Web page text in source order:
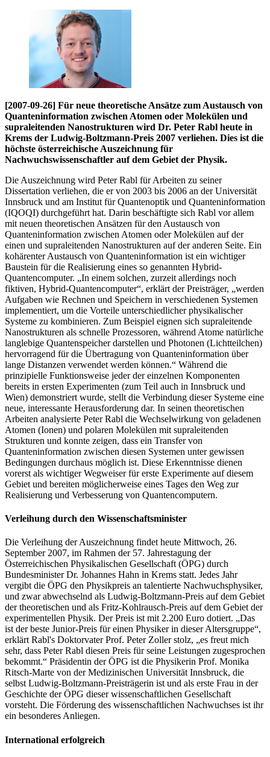
[2007-09-26] Für neue theoretische Ansätze zum Austausch von
Quanteninformation zwischen Atomen oder Molekülen und
supraleitenden Nanostrukturen wird Dr. Peter Rabl heute in
Krems der Ludwig-Boltzmann-Preis 2007 verliehen. Dies ist die
höchste österreichische Auszeichnung für
Nachwuchswissenschaftler auf dem Gebiet der Physik.
Die Auszeichnung wird Peter Rabl für Arbeiten zu seiner
Dissertation verliehen, die er von 2003 bis 2006 an der Universität
Innsbruck und am Institut für Quantenoptik und Quanteninformation
(IQOQI) durchgeführt hat. Darin beschäftigte sich Rabl vor allem
mit neuen theoretischen Ansätzen für den Austausch von
Quanteninformation zwischen Atomen oder Molekülen auf der
einen und supraleitenden Nanostrukturen auf der anderen Seite. Ein
kohärenter Austausch von Quanteninformation ist ein wichtiger
Baustein für die Realisierung eines so genannten Hybrid-
Quantencomputer. „In einem solchen, zurzeit allerdings noch
fiktiven, Hybrid-Quantencomputer“, erklärt der Preisträger, „werden
Aufgaben wie Rechnen und Speichern in verschiedenen Systemen
implementiert, um die Vorteile unterschiedlicher physikalischer
Systeme zu kombinieren. Zum Beispiel eignen sich supraleitende
Nanostrukturen als schnelle Prozessoren, während Atome natürliche
langlebige Quantenspeicher darstellen und Photonen (Lichtteilchen)
hervorragend für die Übertragung von Quanteninformation über
lange Distanzen verwendet werden können.“ Während die
prinzipielle Funktionsweise jeder der einzelnen Komponenten
bereits in ersten Experimenten (zum Teil auch in Innsbruck und
Wien) demonstriert wurde, stellt die Verbindung dieser Systeme eine
neue, interessante Herausforderung dar. In seinen theoretischen
Arbeiten analysierte Peter Rabl die Wechselwirkung von geladenen
Atomen (Ionen) und polaren Molekülen mit supraleitenden
Strukturen und konnte zeigen, dass ein Transfer von
Quanteninformation zwischen diesen Systemen unter gewissen
Bedingungen durchaus möglich ist. Diese Erkenntnisse dienen
vorerst als wichtiger Wegweiser für erste Experimente auf diesem
Gebiet und bereiten möglicherweise eines Tages den Weg zur
Realisierung und Verbesserung von Quantencomputern.
Verleihung durch den Wissenschaftsminister
Die Verleihung der Auszeichnung findet heute Mittwoch, 26.
September 2007, im Rahmen der 57. Jahrestagung der
Österreichischen Physikalischen Gesellschaft (ÖPG) durch
Bundesminister Dr. Johannes Hahn in Krems statt. Jedes Jahr
vergibt die ÖPG den Physikpreis an talentierte Nachwuchsphysiker,
und zwar abwechselnd als Ludwig-Boltzmann-Preis auf dem Gebiet
der theoretischen und als Fritz-Kohlrausch-Preis auf dem Gebiet der
experimentellen Physik. Der Preis ist mit 2.200 Euro dotiert. „Das
ist der beste Junior-Preis für einen Physiker in dieser Altersgruppe“,
erklärt Rabl's Doktorvater Prof. Peter Zoller stolz, „es freut mich
sehr, dass Peter Rabl diesen Preis für seine Leistungen zugesprochen
bekommt.“ Präsidentin der ÖPG ist die Physikerin Prof. Monika
Ritsch-Marte von der Medizinischen Universität Innsbruck, die
selbst Ludwig-Boltzmann-Preisträgerin ist und als erste Frau in der
Geschichte der ÖPG dieser wissenschaftlichen Gesellschaft
vorsteht. Die Förderung des wissenschaftlichen Nachwuchses ist ihr
ein besonderes Anliegen.
International erfolgreich